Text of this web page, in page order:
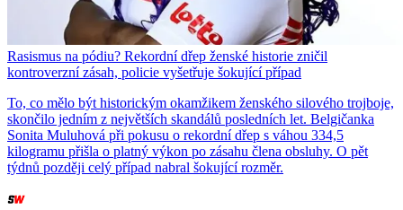
Rasismus na pódiu? Rekordní dřep ženské historie zničil
kontroverzní zásah, policie vyšetřuje šokující případ
To, co mělo být historickým okamžikem ženského silového trojboje,
skončilo jedním z největších skandálů posledních let. Belgičanka
Sonita Muluhová při pokusu o rekordní dřep s váhou 334,5
kilogramu přišla o platný výkon po zásahu člena obsluhy. O pět
týdnů později celý případ nabral šokující rozměr.